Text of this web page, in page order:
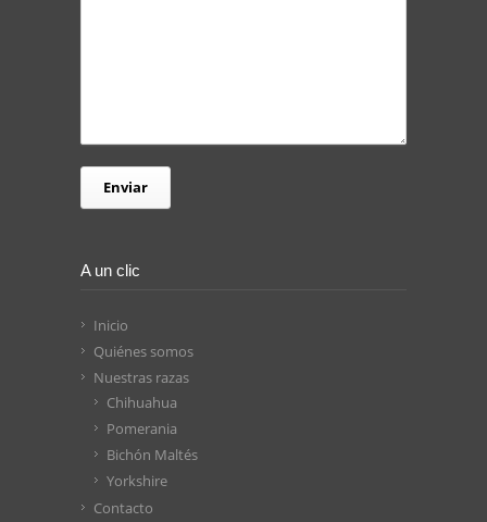
A un clic
Inicio
Quiénes somos
Nuestras razas
Chihuahua
Pomerania
Bichón Maltés
Yorkshire
Contacto